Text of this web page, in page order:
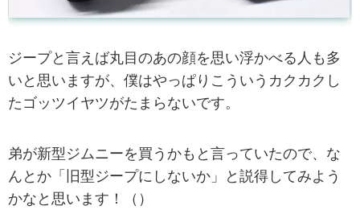
ジープと言えば丸目のあの顔を思い浮かべる人も多
いと思いますが、僕はやっぱりこういうカクカクし
たゴッツイヤツがたまらないです。
弟が新型ジムニーを買うかもと言っていたので、な
んとか「旧型ジープにしないか」と説得してみよう
かなと思います！（）